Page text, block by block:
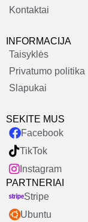
Kontaktai
INFORMACIJA
Taisyklės
Privatumo politika
Slapukai
SEKITE MUS
Facebook
TikTok
Instagram
PARTNERIAI
Stripe
Ubuntu